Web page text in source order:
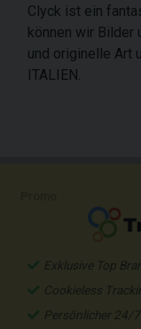
Clyck ist ein
können wir Bilder
und originelle Art
ITALIEN.
Exklusive Top
Cookieless
Persönlicher 24/